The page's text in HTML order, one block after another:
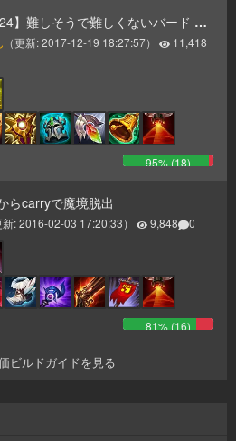
】難しそうで難しくないバード ビルドガイド【図解】
（更新:2017-12-19 18:27:57）
11,418
95% (18)
らcarryで魔境脱出
新:2016-02-03 17:20:33） 9,848 0
81% (16)
ビルドガイドを見る